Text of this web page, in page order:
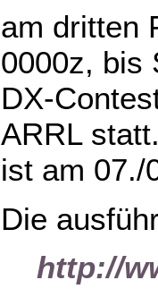
am dritten
0000z, bis
DX-
ARRL
ist am 07./
Die
http://